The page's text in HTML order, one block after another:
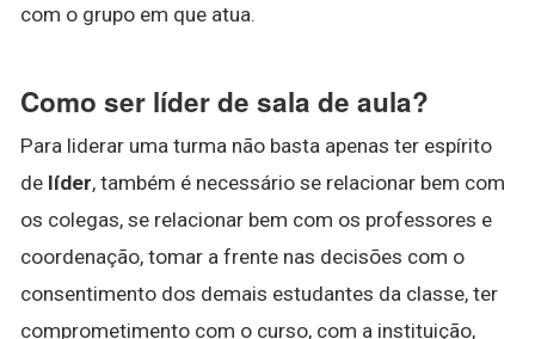
com o grupo em que atua.
Como ser líder de sala de aula?
Para liderar uma turma não basta apenas ter espírito
de líder, também é necessário se relacionar bem com
os colegas, se relacionar bem com os professores e
coordenação, tomar a frente nas decisões com o
consentimento dos demais estudantes da classe, ter
comprometimento com o curso, com a instituição,